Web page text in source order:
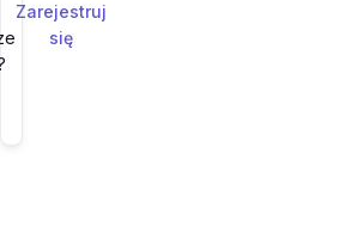
Zarejestruj
się